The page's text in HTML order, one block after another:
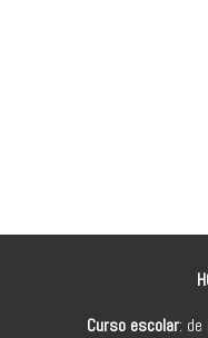
Curso escolar: